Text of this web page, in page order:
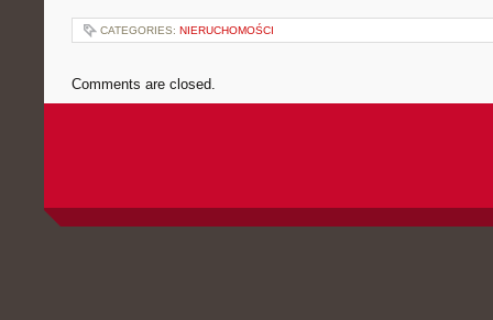
CATEGORIES: NIERUCHOMOŚCI
Comments are closed.